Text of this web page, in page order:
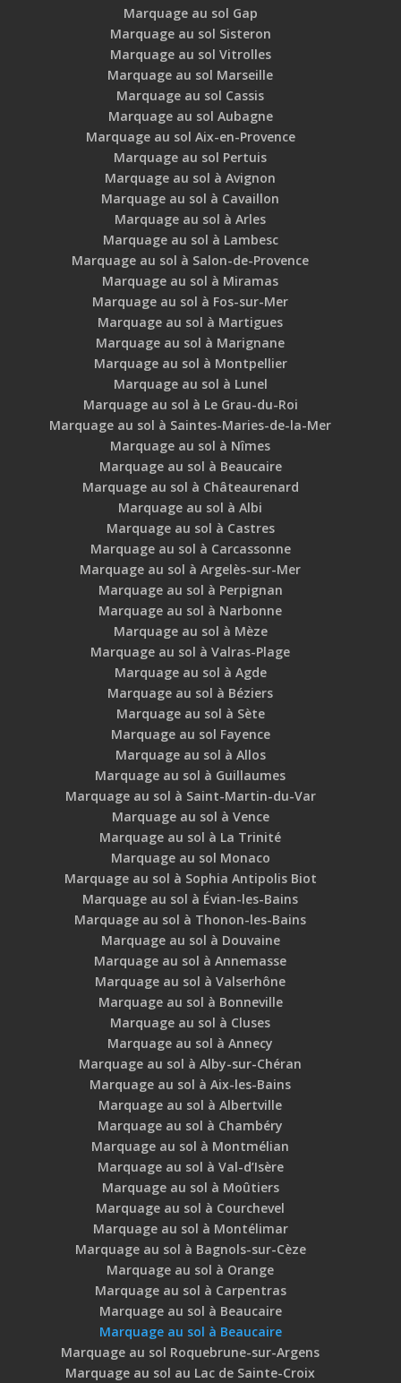
Marquage au sol Gap
Marquage au sol Sisteron
Marquage au sol Vitrolles
Marquage au sol Marseille
Marquage au sol Cassis
Marquage au sol Aubagne
Marquage au sol Aix-en-Provence
Marquage au sol Pertuis
Marquage au sol à Avignon
Marquage au sol à Cavaillon
Marquage au sol à Arles
Marquage au sol à Lambesc
Marquage au sol à Salon-de-Provence
Marquage au sol à Miramas
Marquage au sol à Fos-sur-Mer
Marquage au sol à Martigues
Marquage au sol à Marignane
Marquage au sol à Montpellier
Marquage au sol à Lunel
Marquage au sol à Le Grau-du-Roi
Marquage au sol à Saintes-Maries-de-la-Mer
Marquage au sol à Nîmes
Marquage au sol à Beaucaire
Marquage au sol à Châteaurenard
Marquage au sol à Albi
Marquage au sol à Castres
Marquage au sol à Carcassonne
Marquage au sol à Argelès-sur-Mer
Marquage au sol à Perpignan
Marquage au sol à Narbonne
Marquage au sol à Mèze
Marquage au sol à Valras-Plage
Marquage au sol à Agde
Marquage au sol à Béziers
Marquage au sol à Sète
Marquage au sol Fayence
Marquage au sol à Allos
Marquage au sol à Guillaumes
Marquage au sol à Saint-Martin-du-Var
Marquage au sol à Vence
Marquage au sol à La Trinité
Marquage au sol Monaco
Marquage au sol à Sophia Antipolis Biot
Marquage au sol à Évian-les-Bains
Marquage au sol à Thonon-les-Bains
Marquage au sol à Douvaine
Marquage au sol à Annemasse
Marquage au sol à Valserhône
Marquage au sol à Bonneville
Marquage au sol à Cluses
Marquage au sol à Annecy
Marquage au sol à Alby-sur-Chéran
Marquage au sol à Aix-les-Bains
Marquage au sol à Albertville
Marquage au sol à Chambéry
Marquage au sol à Montmélian
Marquage au sol à Val-d’Isère
Marquage au sol à Moûtiers
Marquage au sol à Courchevel
Marquage au sol à Montélimar
Marquage au sol à Bagnols-sur-Cèze
Marquage au sol à Orange
Marquage au sol à Carpentras
Marquage au sol à Beaucaire
Marquage au sol à Beaucaire
Marquage au sol Roquebrune-sur-Argens
Marquage au sol au Lac de Sainte-Croix